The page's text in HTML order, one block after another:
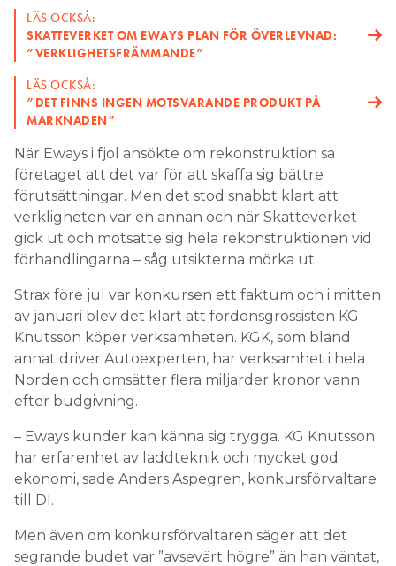
LÄS OCKSÅ:
SKATTEVERKET OM EWAYS PLAN FÖR ÖVERLEVNAD:
”VERKLIGHETSFRÄMMANDE”
LÄS OCKSÅ:
”DET FINNS ­INGEN MOTSVARANDE PRODUKT PÅ
MARKNADEN”
När Eways i fjol ansökte om rekonstruktion sa
företaget att det var för att skaffa sig bättre
förutsättningar. Men det stod snabbt klart att
verkligheten var en annan och när Skatteverket
gick ut och motsatte sig hela rekonstruktionen vid
förhandlingarna – såg utsikterna mörka ut.
Strax före jul var konkursen ett faktum och i mitten
av januari blev det klart att fordonsgrossisten KG
Knutsson köper verksamheten. KGK, som bland
annat driver Autoexperten, har verksamhet i hela
Norden och omsätter flera miljarder kronor vann
efter budgivning.
– Eways kunder kan känna sig trygga. KG Knutsson
har erfarenhet av laddteknik och mycket god
ekonomi, sade Anders Aspegren, konkursförvaltare
till DI.
Men även om konkursförvaltaren säger att det
segrande budet var ”avsevärt högre” än han väntat,